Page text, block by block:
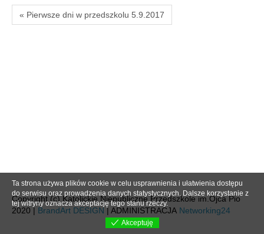
« Pierwsze dni w przedszkolu 5.9.2017
Copyright (c) Katolickie Niepubliczne Przedszkole im.Ojca Pio
2020 | BrandArt DESIGN | ADMINISTRACJA Networking24
Ta strona używa plików cookie w celu usprawnienia i ułatwienia dostępu
do serwisu oraz prowadzenia danych statystycznych. Dalsze korzystanie z
tej witryny oznacza akceptację tego stanu rzeczy.
Akceptuję